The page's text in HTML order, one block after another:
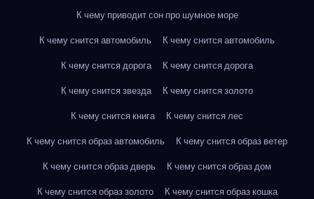
К чему приводит сон про шумное море
К чему снится автомобиль
К чему снится автомобиль
К чему снится дорога
К чему снится дорога
К чему снится звезда
К чему снится золото
К чему снится книга
К чему снится лес
К чему снится образ автомобиль
К чему снится образ ветер
К чему снится образ дверь
К чему снится образ дом
К чему снится образ золото
К чему снится образ кошка